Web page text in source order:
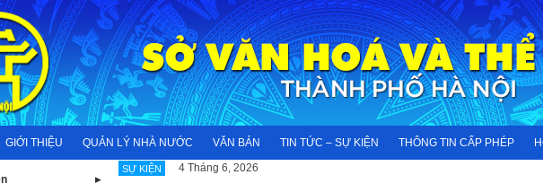
GIỚI THIỆU QUẢN LÝ NHÀ NƯỚC VĂN BẢN TIN TỨC – SỰ KIỆN THÔNG TIN CẤP PHÉP
SỰ KIỆN 4 Tháng 6, 2026